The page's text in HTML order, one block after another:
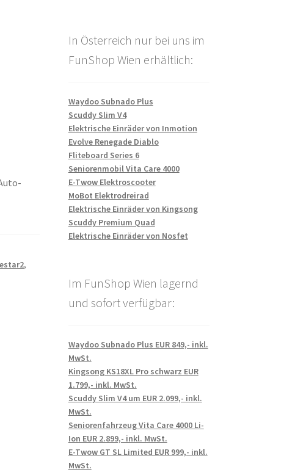
,
In Österreich nur bei uns im
FunShop Wien erhältlich:
Waydoo Subnado Plus
Scuddy Slim V4
Elektrische Einräder von Inmotion
Evolve Renegade Diablo
Fliteboard Series 6
Seniorenmobil Vita Care 4000
E-Twow Elektroscooter
MoBot Elektrodreirad
Elektrische Einräder von Kingsong
Scuddy Premium Quad
Elektrische Einräder von Nosfet
Im FunShop Wien lagernd
und sofort verfügbar:
Waydoo Subnado Plus EUR 849,- inkl.
MwSt.
Kingsong KS18XL Pro schwarz EUR
1.799,- inkl. MwSt.
Scuddy Slim V4 um EUR 2.099,- inkl.
MwSt.
Seniorenfahrzeug Vita Care 4000 Li-
Ion EUR 2.899,- inkl. MwSt.
E-Twow GT SL Limited EUR 999,- inkl.
MwSt.